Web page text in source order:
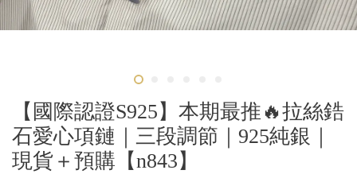
【國際認證S925】本期最推🔥拉絲鋯
石愛心項鏈｜三段調節｜925純銀｜
現貨＋預購【n843】